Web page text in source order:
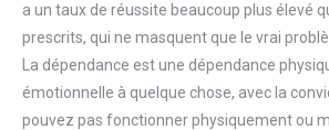
a un taux de réussite beaucoup plus élevé
prescrits, qui ne masquent que le vrai
La dépendance est une dépendance
émotionnelle à quelque chose, avec la
pouvez pas fonctionner physiquement ou